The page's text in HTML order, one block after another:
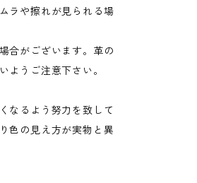
ラや擦れが見られる場
合がございます。革の
ようご注意下さい。
なるよう努力を致して
色の見え方が実物と異